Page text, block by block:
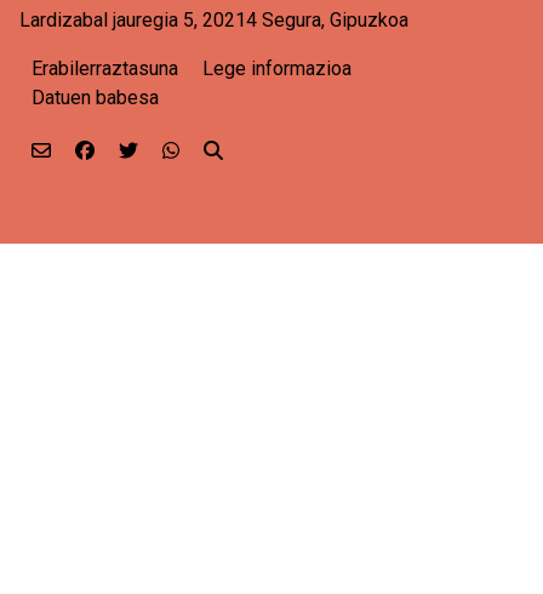
Lardizabal jauregia 5, 20214 Segura, Gipuzkoa
Erabilerraztasuna
Lege informazioa
Datuen babesa
EmailFacebook
TwitterWhatsapp